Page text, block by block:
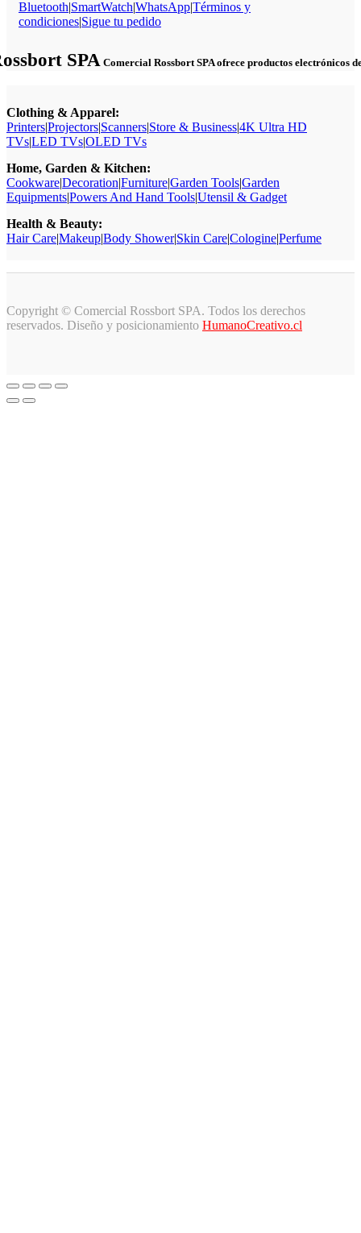
Bluetooth|SmartWatch|WhatsApp|Términos y
condiciones|Sigue tu pedido
SPA Comercial Rossbort SPA ofrece productos electrónicos
Clothing & Apparel:
Printers|Projectors|Scanners|Store & Business|4K Ultra HD
TVs|LED TVs|OLED TVs
Home, Garden & Kitchen:
Cookware|Decoration|Furniture|Garden Tools|Garden
Equipments|Powers And Hand Tools|Utensil & Gadget
Health & Beauty:
Hair Care|Makeup|Body Shower|Skin Care|Cologine|Perfume
Copyright © Comercial Rossbort SPA. Todos los derechos
reservados. Diseño y posicionamiento HumanoCreativo.cl